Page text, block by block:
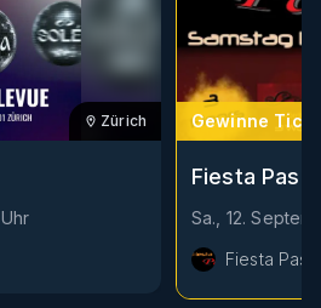
Zürich
Uhr
Gewinne
Fiesta
Sa., 12.
Fiesta